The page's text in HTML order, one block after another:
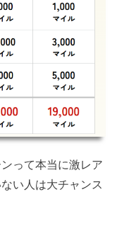
って本当に激レア
い人は大チャンス